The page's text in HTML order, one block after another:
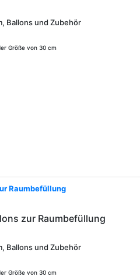
Ballons und Zubehör
Größe von 30 cm
Raumbefüllung
zur Raumbefüllung
Ballons und Zubehör
Größe von 30 cm